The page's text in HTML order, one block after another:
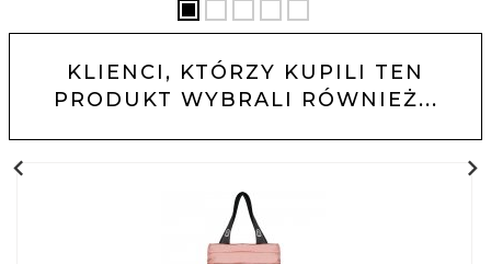
KLIENCI, KTÓRZY KUPILI TEN
PRODUKT WYBRALI RÓWNIEŻ...